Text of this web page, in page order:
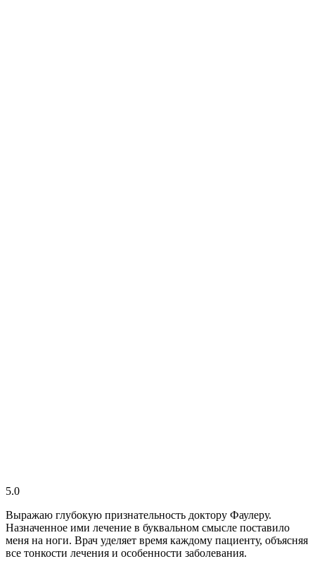
5.0
Выражаю глубокую признательность доктору Фаулеру.
Назначенное ими лечение в буквальном смысле поставило
меня на ноги. Врач уделяет время каждому пациенту, объясняя
все тонкости лечения и особенности заболевания.